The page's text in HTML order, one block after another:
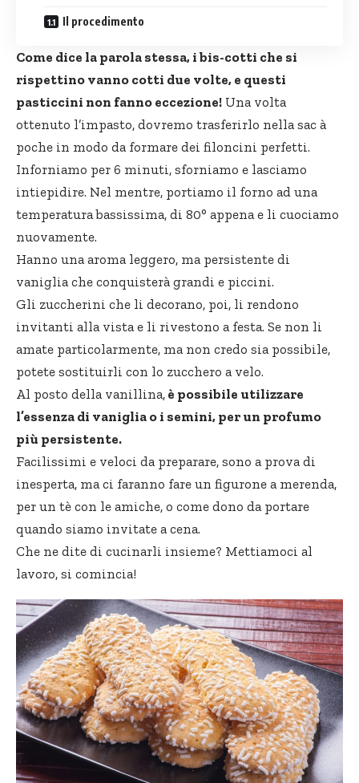
Il procedimento
Come dice la parola stessa, i bis-cotti che si
rispettino vanno cotti due volte, e questi
pasticcini non fanno eccezione! Una volta
ottenuto l’impasto, dovremo trasferirlo nella sac à
poche in modo da formare dei filoncini perfetti.
Inforniamo per 6 minuti, sforniamo e lasciamo
intiepidire. Nel mentre, portiamo il forno ad una
temperatura bassissima, di 80° appena e li cuociamo
nuovamente.
Hanno una aroma leggero, ma persistente di
vaniglia che conquisterà grandi e piccini.
Gli zuccherini che li decorano, poi, li rendono
invitanti alla vista e li rivestono a festa. Se non li
amate particolarmente, ma non credo sia possibile,
potete sostituirli con lo zucchero a velo.
Al posto della vanillina, è possibile utilizzare
l’essenza di vaniglia o i semini, per un profumo
più persistente.
Facilissimi e veloci da preparare, sono a prova di
inesperta, ma ci faranno fare un figurone a merenda,
per un tè con le amiche, o come dono da portare
quando siamo invitate a cena.
Che ne dite di cucinarli insieme? Mettiamoci al
lavoro, si comincia!